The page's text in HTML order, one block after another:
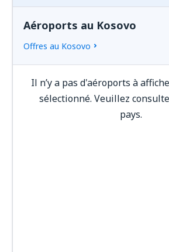
Aéroports au Kosovo
Offres au Kosovo
Il n’y a pas d'aéroports à
sélectionné. Veuillez
pays.